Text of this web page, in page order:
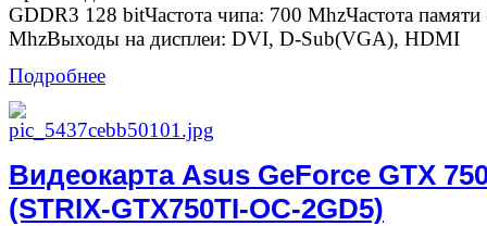
GDDR3 128 bitЧастота чипа: 700 MhzЧастота
MhzВыходы на дисплеи: DVI, D-Sub(VGA), HDMI
Подробнее
Видеокарта Asus GeForce GTX
(STRIX-GTX750TI-OC-2GD5)